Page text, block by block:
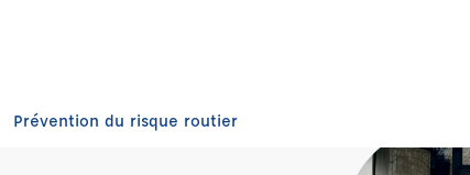
Prévention du risque routier